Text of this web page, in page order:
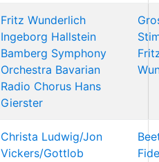
Fritz Wunderlich
Ingeborg Hallstein
Bamberg Symphony
Orchestra Bavarian
Radio Chorus Hans
Gierster
Christa Ludwig/Jon
Vickers/Gottlob